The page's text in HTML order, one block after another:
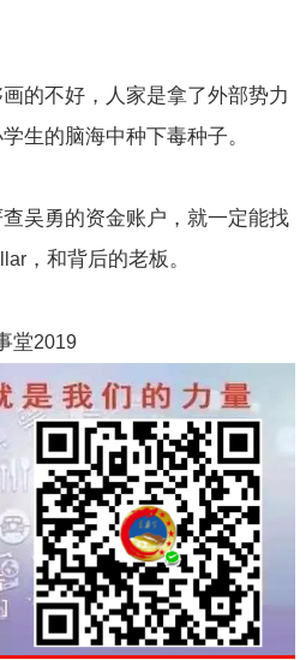
的不好，人家是拿了外部势力
生的脑海中种下毒种子。
吴勇的资金账户，就一定能找
，和背后的老板。
堂2019